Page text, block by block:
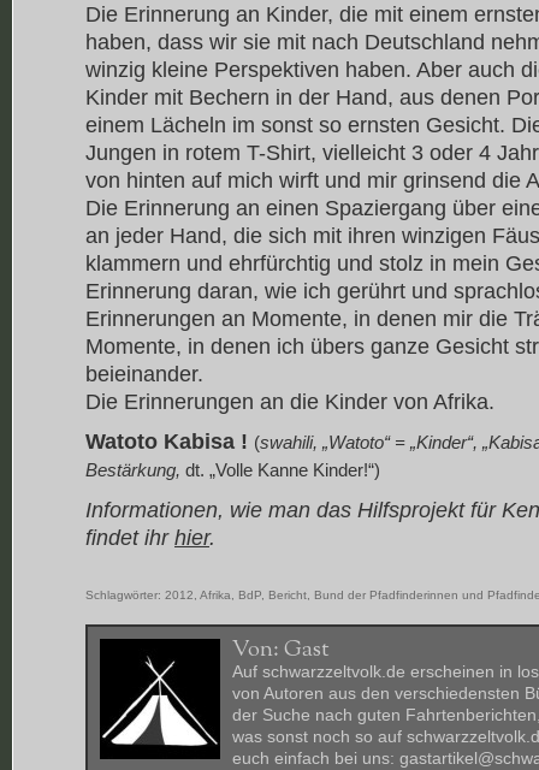
Die Erinnerung an Kinder, die mit einem
haben, dass wir sie mit nach Deutschland
winzig kleine Perspektiven haben. Aber auch
Kinder mit Bechern in der Hand, aus denen
einem Lächeln im sonst so ernsten Gesicht.
Jungen in rotem T-Shirt, vielleicht 3 oder 4
von hinten auf mich wirft und mir grinsend die
Die Erinnerung an einen Spaziergang über
an jeder Hand, die sich mit ihren winzigen
klammern und ehrfürchtig und stolz in mein
Erinnerung daran, wie ich gerührt und
Erinnerungen an Momente, in denen mir die
Momente, in denen ich übers ganze Gesicht
beieinander.
Die Erinnerungen an die Kinder von Afrika.
Watoto Kabisa ! (swahili, „Watoto“ = „Kinder“,
Bestärkung, dt. „Volle Kanne Kinder!“)
Informationen, wie man das Hilfsprojekt für
findet ihrhier.
Schlagwörter: 2012 Afrika BdP Bericht Bund der Pfadfinderinnen und
Von:Gast
Auf schwarzzeltvolk.de erscheinen in
von Autoren aus den verschiedensten
der Suche nach guten
was sonst noch so auf
euch einfach bei uns: